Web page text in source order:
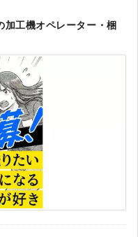
工機オペレーター・梱